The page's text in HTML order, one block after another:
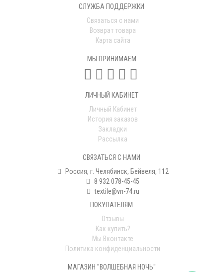
СЛУЖБА ПОДДЕРЖКИ
Связаться с нами
Возврат товара
Карта сайта
МЫ ПРИНИМАЕМ
ЛИЧНЫЙ КАБИНЕТ
Личный Кабинет
История заказов
Закладки
Рассылка
СВЯЗАТЬСЯ С НАМИ
Россия, г. Челябинск, Бейвеля, 112
8 932 078-45-45
textile@vn-74.ru
ПОКУПАТЕЛЯМ
Отзывы
Как купить?
Мы Вконтакте
Политика конфиденциальности
МАГАЗИН "ВОЛШЕБНАЯ НОЧЬ"